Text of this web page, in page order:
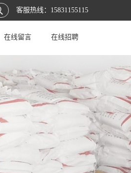
客服热线： 15831155115
在线留言 在线招聘